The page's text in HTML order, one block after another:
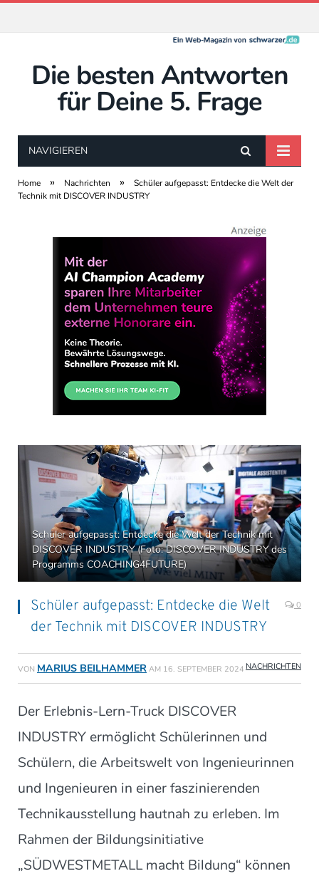
Die besten Antworten
für Deine 5. Frage
NAVIGIEREN
Home » Nachrichten »
Schüler aufgepasst: Entdecke die Welt der
Technik mit DISCOVER INDUSTRY
Schüler aufgepasst: Entdecke die Welt der Technik mit
DISCOVER INDUSTRY (Foto: DISCOVER INDUSTRY des
Programms COACHING4FUTURE)
Schüler aufgepasst: Entdecke die Welt
der Technik mit DISCOVER INDUSTRY
0
VON MARIUS BEILHAMMER AM 16. SEPTEMBER 2024 NACHRICHTEN
Der Erlebnis-Lern-Truck DISCOVER
INDUSTRY ermöglicht Schülerinnen und
Schülern, die Arbeitswelt von Ingenieurinnen
und Ingenieuren in einer faszinierenden
Technikausstellung hautnah zu erleben. Im
Rahmen der Bildungsinitiative
„SÜDWESTMETALL macht Bildung“ können